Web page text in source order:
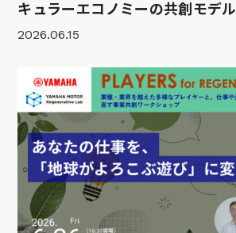
キュラーエコノミーの共創モデル
2026.06.15